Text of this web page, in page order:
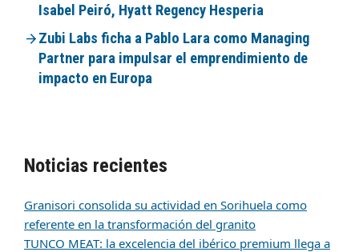
Isabel Peiró, Hyatt Regency Hesperia
Zubi Labs ficha a Pablo Lara como Managing
Partner para impulsar el emprendimiento de
impacto en Europa
Noticias recientes
Granisori consolida su actividad en Sorihuela como
referente en la transformación del granito
TUNCO MEAT: la excelencia del ibérico premium llega a